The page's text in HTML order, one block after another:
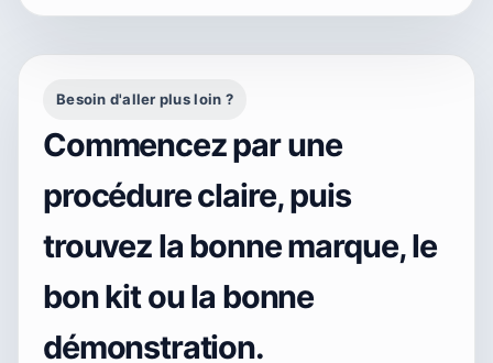
Besoin d'aller plus loin ?
Commencez par une
procédure claire, puis
trouvez la bonne marque, le
bon kit ou la bonne
démonstration.